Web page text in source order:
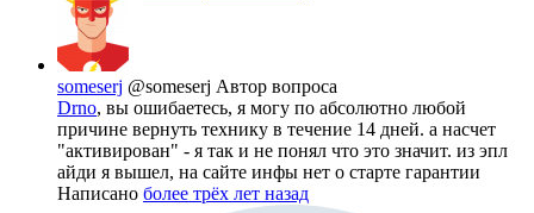
someserj @someserj Автор вопроса
Drno, вы ошибаетесь, я могу по абсолютно любой
причине вернуть технику в течение 14 дней. а насчет
"активирован" - я так и не понял что это значит. из эпл
айди я вышел, на сайте инфы нет о старте гарантии
Написано более трёх лет назад